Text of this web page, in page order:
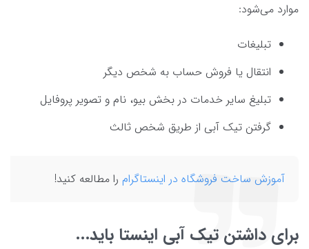
موارد می‌شود:
تبلیغات
انتقال یا فروش حساب به شخص دیگر
تبلیغ سایر خدمات در بخش بیو، نام و تصویر پروفایل
گرفتن تیک آبی از طریق شخص ثالث
آموزش ساخت فروشگاه در اینستاگرام را مطالعه کنید!
برای داشتن تیک آبی اینستا باید...